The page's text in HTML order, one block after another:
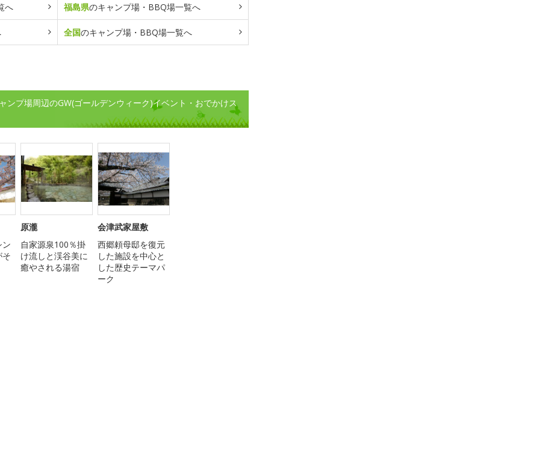
へ 福島県のキャンプ場・BBQ場一覧へ
全国のキャンプ場・BBQ場一覧へ
ンプ場周辺のGW(ゴールデンウィーク)イベント・おでかけス
原瀧
自家源泉100％掛
け流しと渓谷美に
癒やされる湯宿
会津武家屋敷
西郷頼母邸を復元
した施設を中心と
した歴史テーマパ
ーク